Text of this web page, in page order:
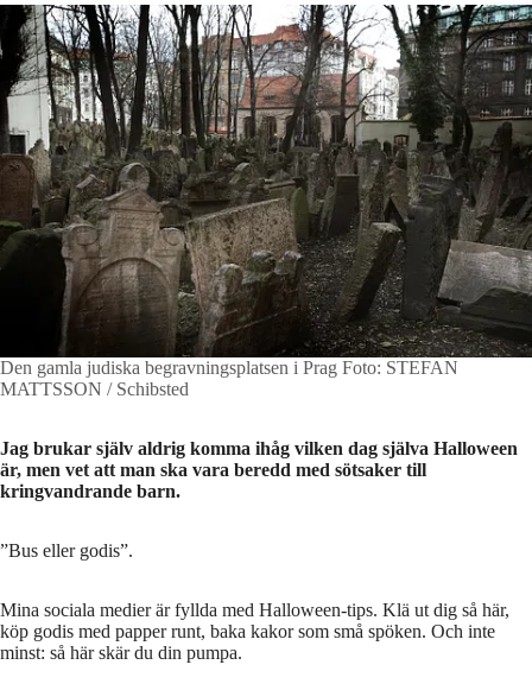
Den gamla judiska begravningsplatsen i Prag Foto: STEFAN
MATTSSON / Schibsted
Jag brukar själv aldrig komma ihåg vilken dag själva Halloween
är, men vet att man ska vara beredd med sötsaker till
kringvandrande barn.
”Bus eller godis”.
Mina sociala medier är fyllda med Halloween-tips. Klä ut dig så här,
köp godis med papper runt, baka kakor som små spöken. Och inte
minst: så här skär du din pumpa.